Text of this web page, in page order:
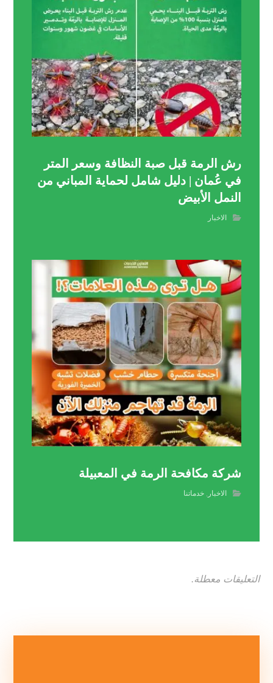
رش الرمة قبل صبة النظافة وسعر المتر
في عُمان | دليل شامل لحماية المباني من
النمل الأبيض
الاخبار
شركة مكافحة الرمة في المعبيلة
الاخبار ,خدماتنا
التعليقات معطلة.